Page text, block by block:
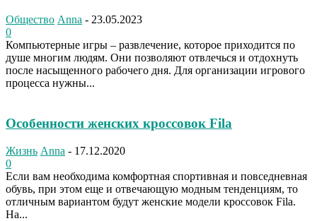
Общество Anna - 23.05.2023
0
Компьютерные игры – развлечение, которое приходится по
душе многим людям. Они позволяют отвлечься и отдохнуть
после насыщенного рабочего дня. Для организации игрового
процесса нужны...
Особенности женских кроссовок Fila
Жизнь Anna - 17.12.2020
0
Если вам необходима комфортная спортивная и повседневная
обувь, при этом еще и отвечающую модным тенденциям, то
отличным вариантом будут женские модели кроссовок Fila.
На...